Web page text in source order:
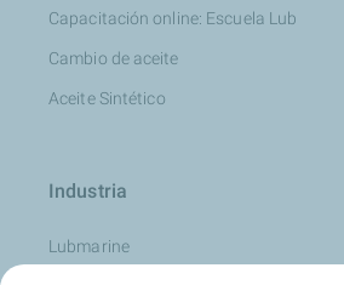
Capacitación online: Escuela Lub
Cambio de aceite
Aceite Sintético
Industria
Lubmarine